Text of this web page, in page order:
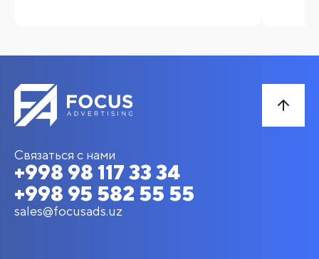
Связаться с нами
+998 98 117 33 34
+998 95 582 55 55
sales@focusads.uz